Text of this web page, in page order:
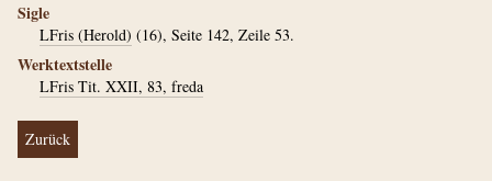
Sigle
LFris (Herold) (16), Seite 142, Zeile 53.
Werktextstelle
LFris Tit. XXII, 83, freda
Zurück